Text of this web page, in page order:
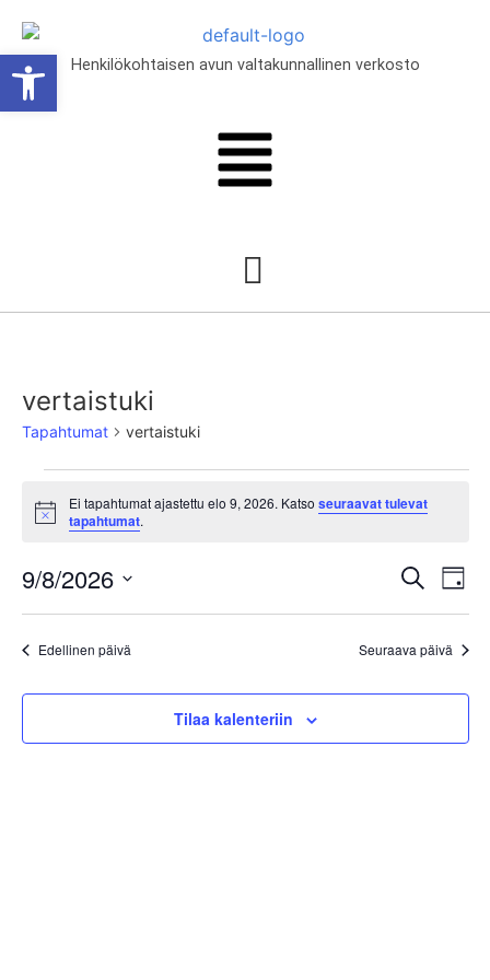
Henkilökohtaisen avun valtakunnallinen verkosto
vertaistuki
Tapahtumat vertaistuki
Notice
Ei tapahtumat ajastettu elo 9, 2026. Katso seuraavat tulevat
tapahtumat.
Näkymät
Etsi Päivä
9/8/2026
päivä.
Edellinen päivä Seuraava päivä
Tilaa kalenteriin
Open toolbar